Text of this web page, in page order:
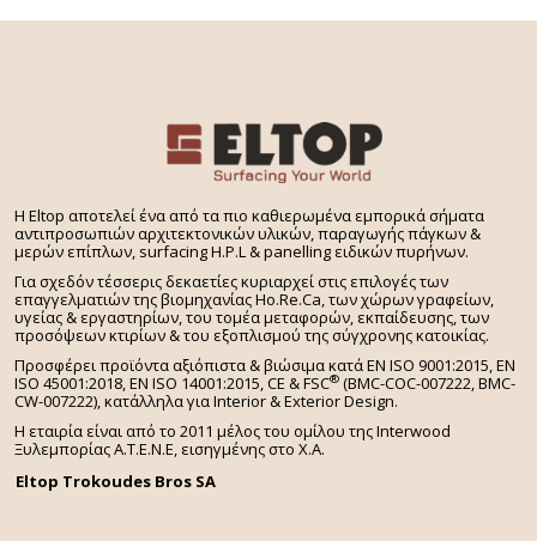
H Eltop αποτελεί ένα από τα πιο καθιερωμένα εμπορικά σήματα
αντιπροσωπιών αρχιτεκτονικών υλικών, παραγωγής πάγκων &
μερών επίπλων, surfacing H.P.L & panelling ειδικών πυρήνων.
Για σχεδόν τέσσερις δεκαετίες κυριαρχεί στις επιλογές των
επαγγελματιών της βιομηχανίας Ho.Re.Ca, των χώρων γραφείων,
υγείας & εργαστηρίων, του τομέα μεταφορών, εκπαίδευσης, των
προσόψεων κτιρίων & του εξοπλισμού της σύγχρονης κατοικίας.
Προσφέρει προϊόντα αξιόπιστα & βιώσιμα κατά EN ISO 9001:2015, EN
ISO 45001:2018, EN ISO 14001:2015,CE & FSC® (BMC-COC-007222, BMC-
CW-007222), κατάλληλα για Interior & Exterior Design.
Η εταιρία είναι από το 2011 μέλος του ομίλου της Interwood
Ξυλεμπορίας Α.Τ.Ε.Ν.Ε, εισηγμένης στο Χ.A.
Eltop Trokoudes Bros SA